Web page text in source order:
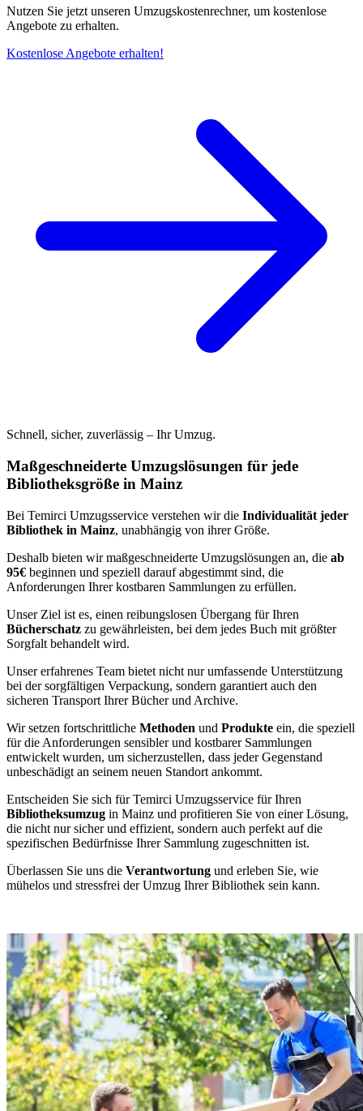
Nutzen Sie jetzt unseren Umzugskostenrechner, um kostenlose
Angebote zu erhalten.
Kostenlose Angebote erhalten!
Schnell, sicher, zuverlässig – Ihr Umzug.
Maßgeschneiderte Umzugslösungen für jede
Bibliotheksgröße in Mainz
Bei Temirci Umzugsservice verstehen wir die Individualität jeder
Bibliothek in Mainz, unabhängig von ihrer Größe.
Deshalb bieten wir maßgeschneiderte Umzugslösungen an, die ab
95€ beginnen und speziell darauf abgestimmt sind, die
Anforderungen Ihrer kostbaren Sammlungen zu erfüllen.
Unser Ziel ist es, einen reibungslosen Übergang für Ihren
Bücherschatz zu gewährleisten, bei dem jedes Buch mit größter
Sorgfalt behandelt wird.
Unser erfahrenes Team bietet nicht nur umfassende Unterstützung
bei der sorgfältigen Verpackung, sondern garantiert auch den
sicheren Transport Ihrer Bücher und Archive.
Wir setzen fortschrittliche Methoden und Produkte ein, die speziell
für die Anforderungen sensibler und kostbarer Sammlungen
entwickelt wurden, um sicherzustellen, dass jeder Gegenstand
unbeschädigt an seinem neuen Standort ankommt.
Entscheiden Sie sich für Temirci Umzugsservice für Ihren
Bibliotheksumzug in Mainz und profitieren Sie von einer Lösung,
die nicht nur sicher und effizient, sondern auch perfekt auf die
spezifischen Bedürfnisse Ihrer Sammlung zugeschnitten ist.
Überlassen Sie uns die Verantwortung und erleben Sie, wie
mühelos und stressfrei der Umzug Ihrer Bibliothek sein kann.